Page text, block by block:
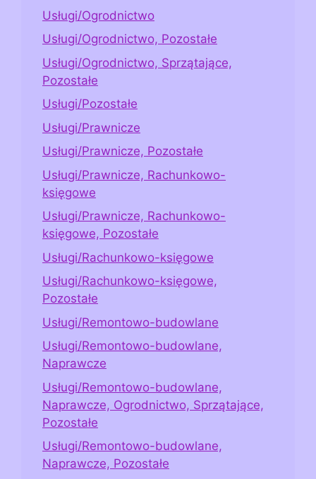
Usługi/Ogrodnictwo
Usługi/Ogrodnictwo, Pozostałe
Usługi/Ogrodnictwo, Sprzątające,
Pozostałe
Usługi/Pozostałe
Usługi/Prawnicze
Usługi/Prawnicze, Pozostałe
Usługi/Prawnicze, Rachunkowo-
księgowe
Usługi/Prawnicze, Rachunkowo-
księgowe, Pozostałe
Usługi/Rachunkowo-księgowe
Usługi/Rachunkowo-księgowe,
Pozostałe
Usługi/Remontowo-budowlane
Usługi/Remontowo-budowlane,
Naprawcze
Usługi/Remontowo-budowlane,
Naprawcze, Ogrodnictwo, Sprzątające,
Pozostałe
Usługi/Remontowo-budowlane,
Naprawcze, Pozostałe